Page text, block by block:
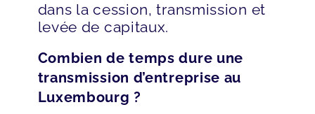
dans la cession, transmission et
levée de capitaux.
Combien de temps dure une
transmission d’entreprise au
Luxembourg ?